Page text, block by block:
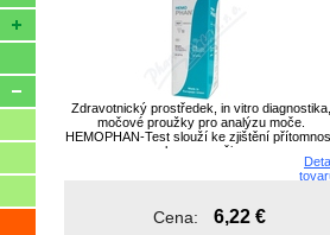
Zdravotnický prostředek, in vitro diagnostika,
močové proužky pro analýzu moče.
HEMOPHAN-Test slouží ke zjištění
krve v moči.
Cena: 6,22 €